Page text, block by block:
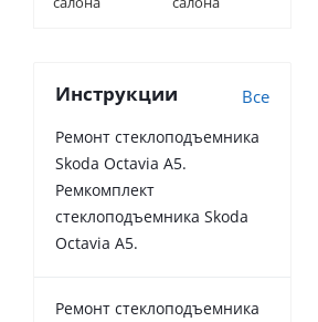
Инструкции Все
Ремонт стеклоподъемника
Skoda Octavia A5.
Ремкомплект
стеклоподъемника Skoda
Octavia A5.
Ремонт стеклоподъемника